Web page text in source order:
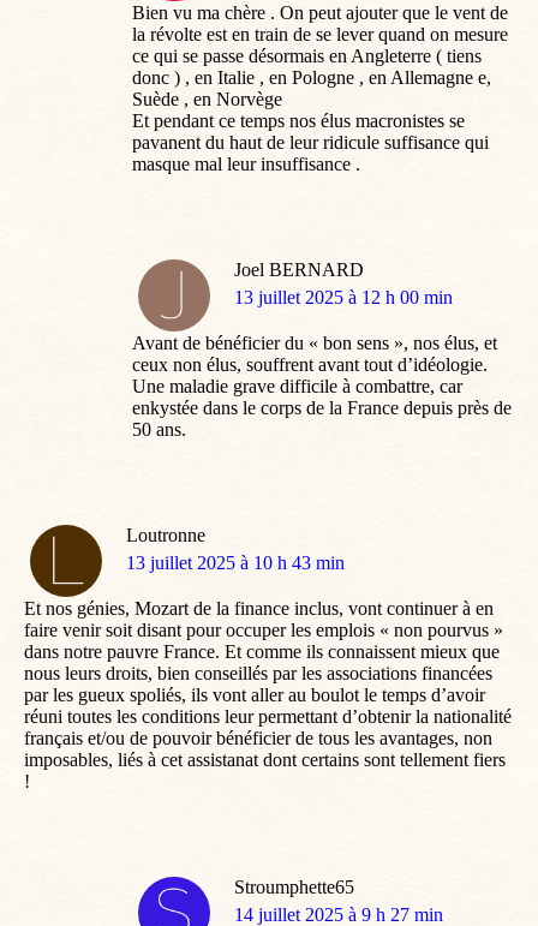
Bien vu ma chère . On peut ajouter que le vent de
la révolte est en train de se lever quand on mesure
ce qui se passe désormais en Angleterre ( tiens
donc ) , en Italie , en Pologne , en Allemagne e,
Suède , en Norvège
Et pendant ce temps nos élus macronistes se
pavanent du haut de leur ridicule suffisance qui
masque mal leur insuffisance .
Joel BERNARD
dit
13 juillet 2025 à 12 h 00 min
Avant de bénéficier du « bon sens », nos élus, et
ceux non élus, souffrent avant tout d’idéologie.
Une maladie grave difficile à combattre, car
enkystée dans le corps de la France depuis près de
50 ans.
Loutronne
dit
13 juillet 2025 à 10 h 43 min
Et nos génies, Mozart de la finance inclus, vont continuer à en
faire venir soit disant pour occuper les emplois « non pourvus »
dans notre pauvre France. Et comme ils connaissent mieux que
nous leurs droits, bien conseillés par les associations financées
par les gueux spoliés, ils vont aller au boulot le temps d’avoir
réuni toutes les conditions leur permettant d’obtenir la nationalité
français et/ou de pouvoir bénéficier de tous les avantages, non
imposables, liés à cet assistanat dont certains sont tellement fiers
!
Stroumphette65
dit
14 juillet 2025 à 9 h 27 min